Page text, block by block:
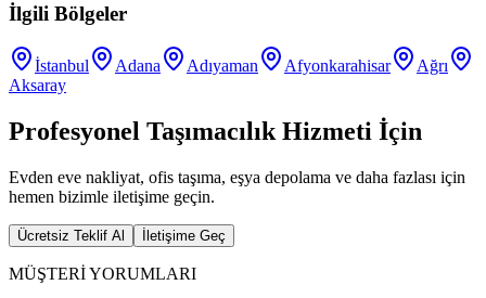
İlgili Bölgeler
İstanbul Adana Adıyaman Afyonkarahisar
Ağrı
Aksaray
Profesyonel Taşımacılık Hizmeti İçin
Evden eve nakliyat, ofis taşıma, eşya depolama ve daha fazlası için
hemen bizimle iletişime geçin.
Ücretsiz Teklif Al İletişime Geç
MÜŞTERİ YORUMLARI